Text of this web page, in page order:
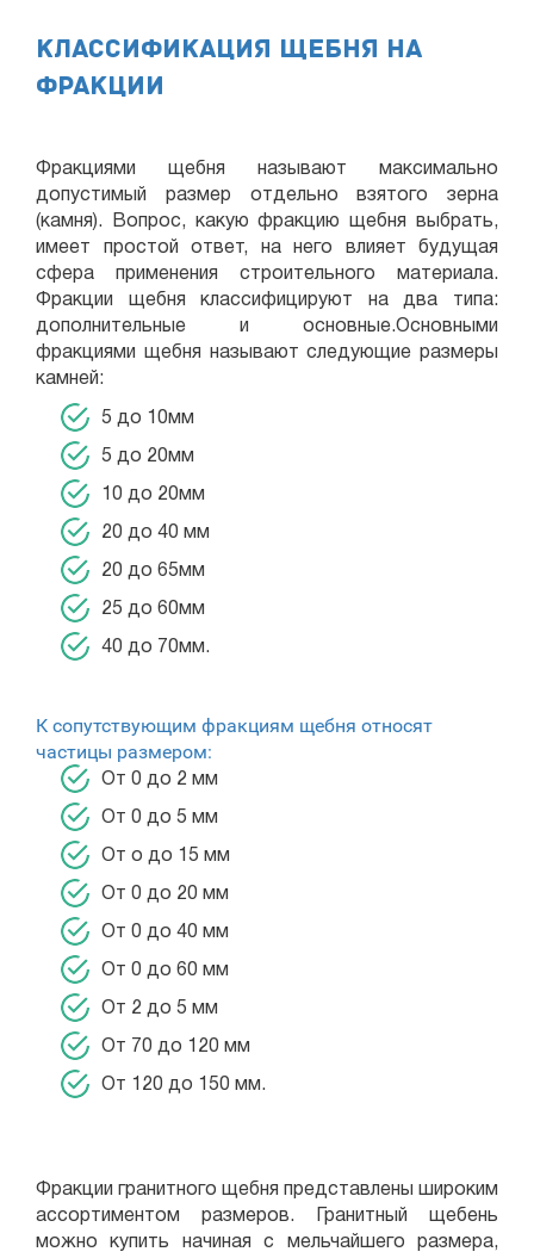
Классификация щебня на
фракции
Фракциями щебня называют максимально
допустимый размер отдельно взятого зерна
(камня). Вопрос, какую фракцию щебня выбрать,
имеет простой ответ, на него влияет будущая
сфера применения строительного материала.
Фракции щебня классифицируют на два типа:
дополнительные и основные.Основными
фракциями щебня называют следующие размеры
камней:
5 до 10мм
5 до 20мм
10 до 20мм
20 до 40 мм
20 до 65мм
25 до 60мм
40 до 70мм.
К сопутствующим фракциям щебня относят
частицы размером:
От 0 до 2 мм
От 0 до 5 мм
От о до 15 мм
От 0 до 20 мм
От 0 до 40 мм
От 0 до 60 мм
От 2 до 5 мм
От 70 до 120 мм
От 120 до 150 мм.
Фракции гранитного щебня представлены широким
ассортиментом размеров. Гранитный щебень
можно купить начиная с мельчайшего размера,